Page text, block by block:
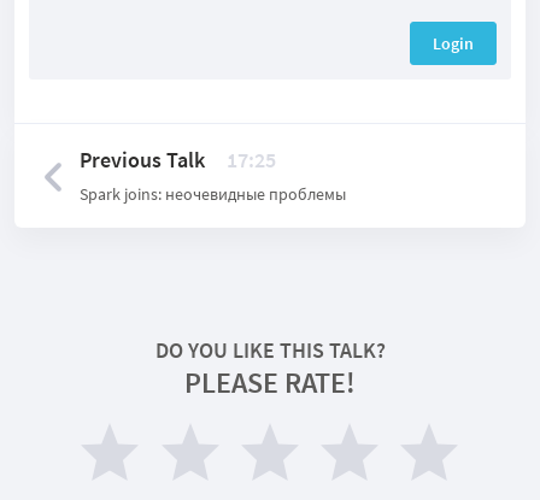
Login
Previous Talk 17:25
Spark joins: неочевидные проблемы
DO YOU LIKE THIS TALK?
PLEASE RATE!